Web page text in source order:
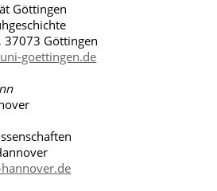
Göttingen
37073 Göttingen
goettingen.de